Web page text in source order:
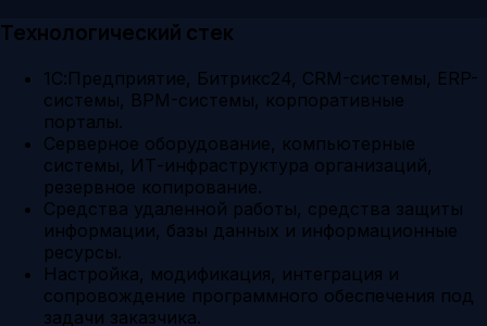
Технологический стек
1С:Предприятие, Битрикс24, CRM-системы, ERP-
системы, BPM-системы, корпоративные
порталы.
Серверное оборудование, компьютерные
системы, ИТ-инфраструктура организаций,
резервное копирование.
Средства удаленной работы, средства защиты
информации, базы данных и информационные
ресурсы.
Настройка, модификация, интеграция и
сопровождение программного обеспечения под
задачи заказчика.